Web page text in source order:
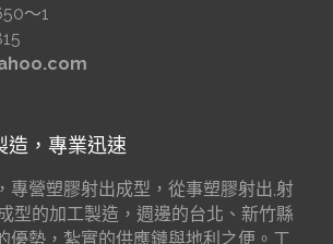
～1
造，專業迅速
專營塑膠射出成型，從事塑膠射出,射
型的加工製造，週邊的台北、新竹縣
優勢，紮實的供應鏈與地利之便。工